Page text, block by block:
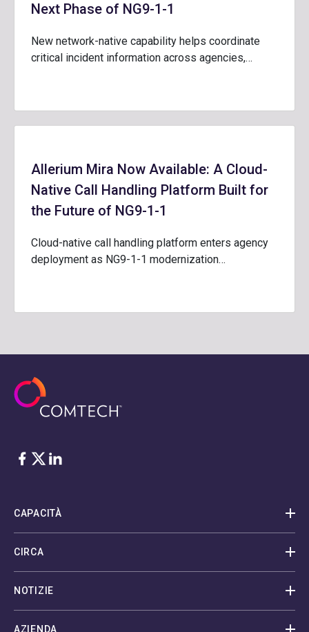
Next Phase of NG9-1-1
New network-native capability helps coordinate
critical incident information across agencies,…
Allerium Mira Now Available: A Cloud-
Native Call Handling Platform Built for
the Future of NG9-1-1
Cloud-native call handling platform enters agency
deployment as NG9-1-1 modernization…
Facebook
Twitter
LinkedIn
CAPACITÀ
CIRCA
NOTIZIE
AZIENDA